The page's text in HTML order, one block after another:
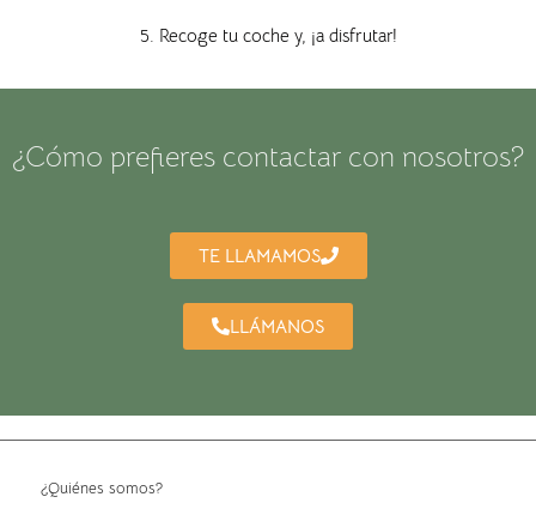
5. Recoge tu coche y, ¡a disfrutar!
¿Cómo prefieres contactar con nosotros?
TE LLAMAMOS
LLÁMANOS
¿Quiénes somos?